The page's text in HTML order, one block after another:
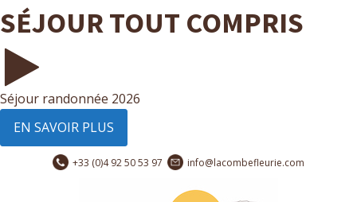
SÉJOUR TOUT COMPRIS
Séjour randonnée 2026
EN SAVOIR PLUS
+33 (0)4 92 50 53 97 info@lacombefleurie.com